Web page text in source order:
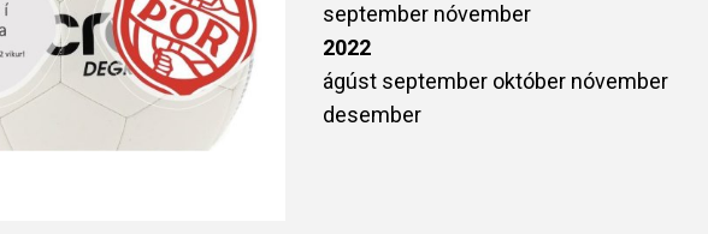
september nóvember
2022
ágúst september október nóvember
desember